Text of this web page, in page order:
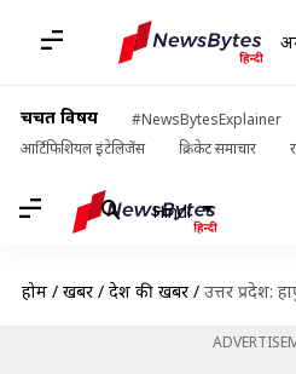
चर्चित विषय #NewsBytesExplainer
आर्टिफिशियल इंटेलिजेंस
क्रिकेट समाचार
Hindi
होम / खबरें / देश की खबरें / उत्तर प्रदेश: हापुड़ में